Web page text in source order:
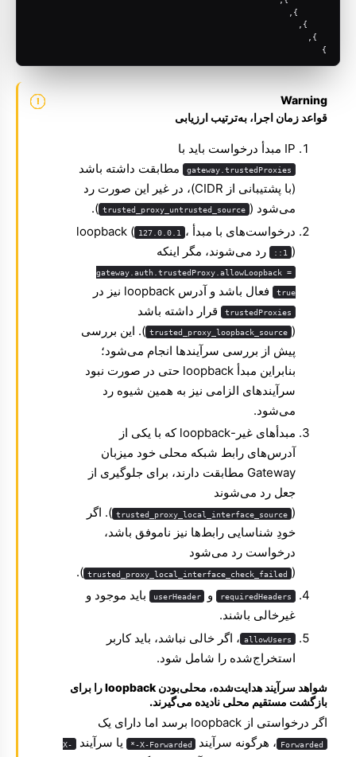
}
Warning
قواعد زمان اجرا، به‌ترتیب ارزیابی
IP مبدأ درخواست باید با
gateway.trustedProxies مطابقت داشته باشد
(با پشتیبانی از CIDR)، در غیر این صورت رد
می‌شود ( trusted_proxy_untrusted_source
).
درخواست‌های با مبدأ loopback (
127.0.0.1 ،
::1 ) رد می‌شوند، مگر اینکه
gateway.auth.trustedProxy.allowLoopback =
true فعال باشد و آدرس loopback نیز در
trustedProxies قرار داشته باشد
(
trusted_proxy_loopback_source ). این بررسی
پیش از بررسی سرآیندها انجام می‌شود؛
بنابراین مبدأ loopback حتی در صورت نبود
سرآیندهای الزامی نیز به همین شیوه رد
می‌شود.
مبدأهای غیر-loopback که با یکی از
آدرس‌های رابط شبکه محلی خود میزبان
Gateway مطابقت دارند، برای جلوگیری از
جعل رد می‌شوند
(
trusted_proxy_local_interface_source ). اگر
خودِ شناسایی رابط‌ها نیز ناموفق باشد،
درخواست رد می‌شود
(
trusted_proxy_local_interface_check_failed
).
requiredHeaders و userHeader
باید موجود و
غیرخالی باشند.
allowUsers ، اگر خالی نباشد، باید کاربر
استخراج‌شده را شامل شود.
شواهد سرآیند هدایت‌شده، محلی‌بودن loopback را برای
بازگشت مستقیم محلی نادیده می‌گیرند.
اگر درخواستی از loopback برسد اما دارای یک
Forwarded ، هرگونه سرآیند X-Forwarded-* یا سرآیند X-